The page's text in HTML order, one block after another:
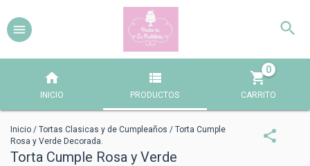
INICIO PRODUCTOS CARRITO
0
Inicio / Tortas Clasicas y de Cumpleaños / Torta Cumple
Rosa y Verde Decorada.
Torta Cumple Rosa y Verde